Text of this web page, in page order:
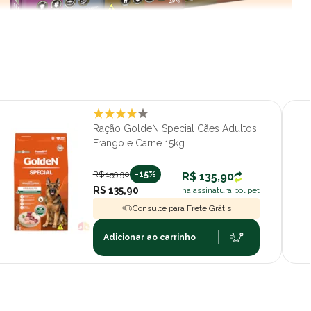
Ração GoldeN Special Cães Adultos
Frango e Carne 15kg
R$ 159,90 -15%
R$ 135,90
R$ 135,90
na assinatura polipet
Consulte para Frete Grátis
Adicionar ao carrinho